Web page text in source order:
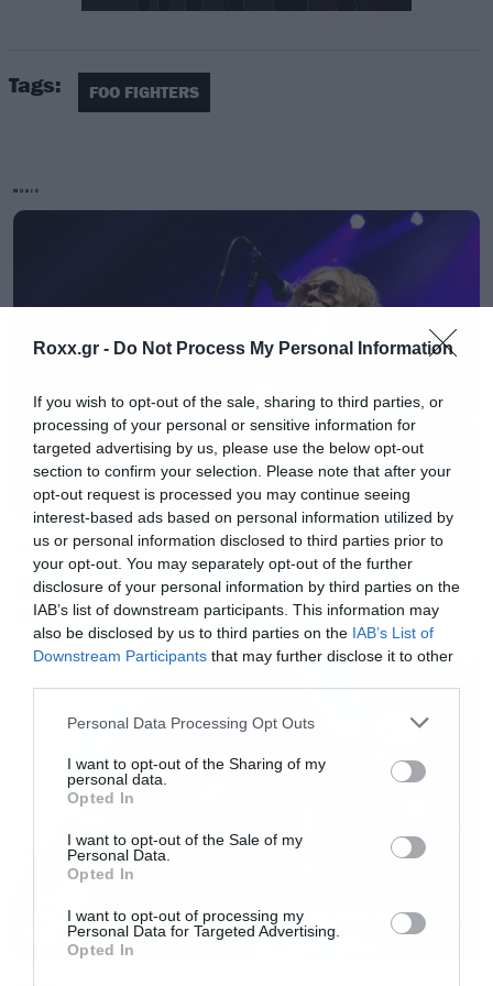
Roxx.gr - Do Not Process My Personal Information
If you wish to opt-out of the sale, sharing to third parties, or
processing of your personal or sensitive information for
targeted advertising by us, please use the below opt-out
section to confirm your selection. Please note that after your
opt-out request is processed you may continue seeing
interest-based ads based on personal information utilized by
us or personal information disclosed to third parties prior to
your opt-out. You may separately opt-out of the further
disclosure of your personal information by third parties on the
IAB’s list of downstream participants. This information may
also be disclosed by us to third parties on the IAB’s List of
Downstream Participants that may further disclose it to other
Please note that this website/app uses one or more Google
not limited to your visit or usage behaviour. You may click to
grant or deny consent to Google and its third-party tags to
use your data for below specified purposes in below Google
consent section.
Personal Data Processing Opt Outs
I want to opt-out of the Sharing of my
personal data.
Opted In
I want to opt-out of the Sale of my
Personal Data.
Opted In
I want to opt-out of processing my
Personal Data for Targeted Advertising.
Opted In
Ακούστε το στο βίντεο που ακολουθεί:
Οι Iron Maiden έπαιξαν για πρώτη φορά
ζωντανά το Alexander the Great!
Θρίαμβος για τους Sleep Token στα charts της
Αγγλίας
Ξαφνικό «διαζύγιο» των Architects με τον
κιθαρίστα τους
Ο Tobias Forge για όλες τις νέες διασκευές των
Tags: FOO FIGHTERS
MUSIC
Music
Ο Glenn Hughes αποσύρθηκε
από τις ζωντανές εμφανίσεις